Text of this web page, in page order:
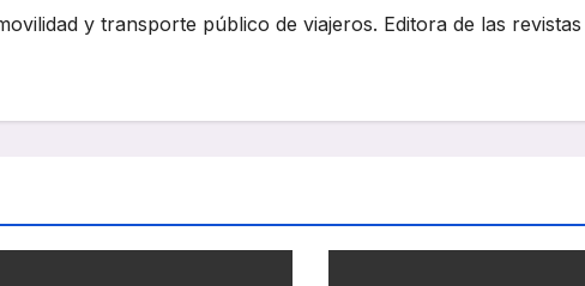
y transporte público de viajeros. Editora de las revistas